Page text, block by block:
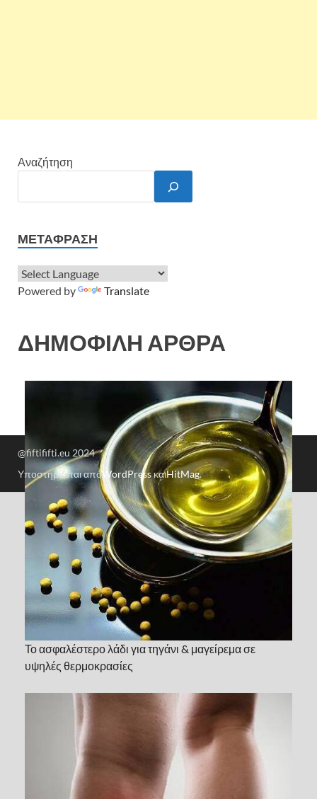
Αναζήτηση
ΜΕΤΆΦΡΑΣΗ
Powered by Translate
ΔΗΜΟΦΙΛΗ ΑΡΘΡΑ
Το ασφαλέστερο λάδι για τηγάνι & μαγείρεμα σε
υψηλές θερμοκρασίες
@fiftififti.eu 2024
Υποστηρίζεται απόWordPressκαιHitMag.